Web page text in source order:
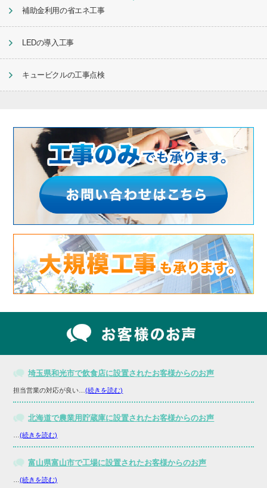
補助金利用の省エネ工事
LEDの導入工事
キュービクルの工事点検
埼玉県和光市で飲食店に設置されたお客様からのお声
担当営業の対応が良い…(続きを読む)
北海道で農業用貯蔵庫に設置されたお客様からのお声
…(続きを読む)
富山県富山市で工場に設置されたお客様からのお声
…(続きを読む)